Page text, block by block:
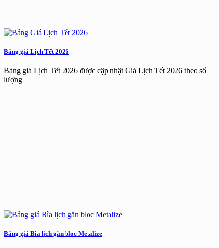
Bảng giá Lịch Tết 2026
Bảng giá Lịch Tết 2026 được cập nhật Giá Lịch Tết 2026 theo số
lượng
Bảng giá Bìa lịch gắn bloc Metalize